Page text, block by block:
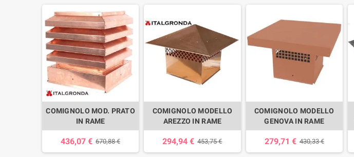
COMIGNOLO MOD. PRATO
IN RAME
436,07 € 670,88 €
COMIGNOLO MODELLO
AREZZO IN RAME
294,94 € 453,75 €
COMIGNOLO MODELLO
GENOVA IN RAME
279,71 € 430,33 €